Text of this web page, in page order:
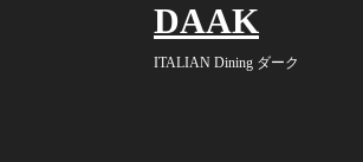
DAAK
ITALIAN Dining ダーク